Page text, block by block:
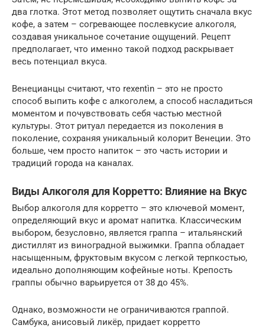
два глотка. Этот метод позволяет ощутить сначала вкус
кофе, а затем – согревающее послевкусие алкоголя,
создавая уникальное сочетание ощущений. Рецепт
предполагает, что именно такой подход раскрывает
весь потенциал вкуса.
Венецианцы считают, что rexentìn – это не просто
способ выпить кофе с алкоголем, а способ насладиться
моментом и почувствовать себя частью местной
культуры. Этот ритуал передается из поколения в
поколение, сохраняя уникальный колорит Венеции. Это
больше, чем просто напиток – это часть истории и
традиций города на каналах.
Виды Алкоголя для Корретто: Влияние на Вкус
Выбор алкоголя для корретто – это ключевой момент,
определяющий вкус и аромат напитка. Классическим
выбором, безусловно, является граппа – итальянский
дистиллят из виноградной выжимки. Граппа обладает
насыщенным, фруктовым вкусом с легкой терпкостью,
идеально дополняющим кофейные ноты. Крепость
граппы обычно варьируется от 38 до 45%.
Однако, возможности не ограничиваются граппой.
Самбука, анисовый ликёр, придает корретто